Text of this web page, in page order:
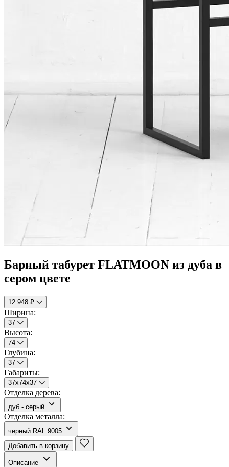
Барный табурет FLATMOON из дуба в
сером цвете
12 948 ₽
Ширина:
37
Высота:
74
Глубина:
37
Габариты:
37х74х37
Отделка дерева:
дуб - серый
Отделка металла:
черный RAL 9005
Добавить в корзину
Описание